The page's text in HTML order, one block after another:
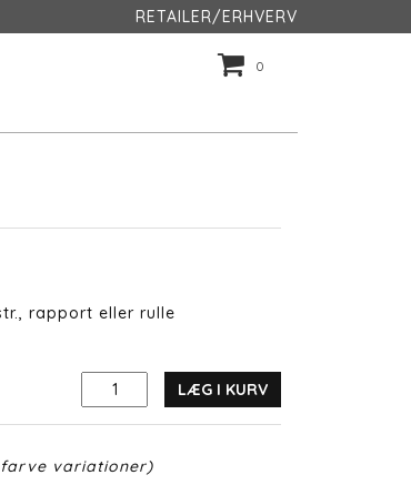
RETAILER/ERHVERV
0
rapport eller rulle
LÆG I KURV
variationer)